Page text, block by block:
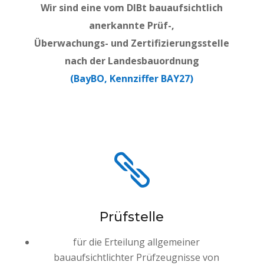
Wir sind eine vom DIBt bauaufsichtlich
anerkannte Prüf-,
Überwachungs- und Zertifizierungsstelle
nach der Landesbauordnung
(BayBO, Kennziffer BAY27)

Prüfstelle
für die Erteilung allgemeiner
bauaufsichtlichter Prüfzeugnisse von